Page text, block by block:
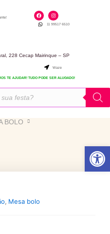
Abrir
F
a
c
e
I
n
s
t
11 99517 6510
228 Cecap Mairinque – SP
Waze
TE AJUDAR! TUDO PODE SER ALUGADO!
BOLO
, Mesa bolo